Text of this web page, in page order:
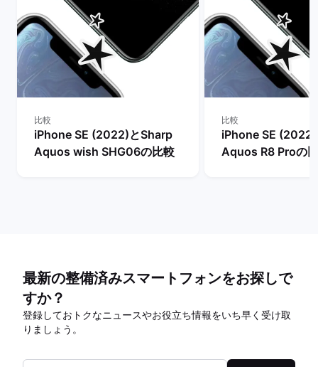
比較
iPhone SE (2022)とSharp
Aquos wish SHG06の比較
比較
iPhone SE
Aquos R8 Proの
最新の整備済みスマートフォンをお探しで
すか？
登録しておトクなニュースやお役立ち情報をいち早く受け取
りましょう。